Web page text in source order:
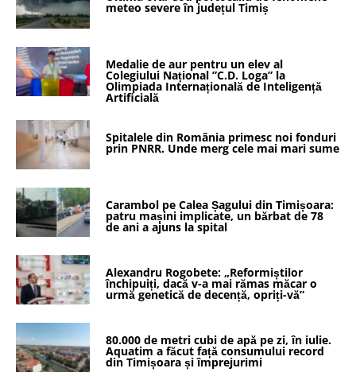
meteo severe în județul Timiș
Medalie de aur pentru un elev al
Colegiului Național ”C.D. Loga” la
Olimpiada Internațională de Inteligență
Artificială
Spitalele din România primesc noi fonduri
prin PNRR. Unde merg cele mai mari sume
Carambol pe Calea Șagului din Timișoara:
patru mașini implicate, un bărbat de 78
de ani a ajuns la spital
Alexandru Rogobete: „Reformiștilor
închipuiți, dacă v-a mai rămas măcar o
urmă genetică de decență, opriți-vă”
80.000 de metri cubi de apă pe zi, în iulie.
Aquatim a făcut față consumului record
din Timișoara și împrejurimi